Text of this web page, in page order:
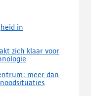
in
zich klaar voor
meer dan